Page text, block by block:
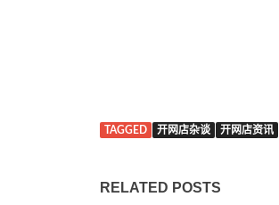
TAGGED 开网店杂谈 开网店资讯
RELATED POSTS